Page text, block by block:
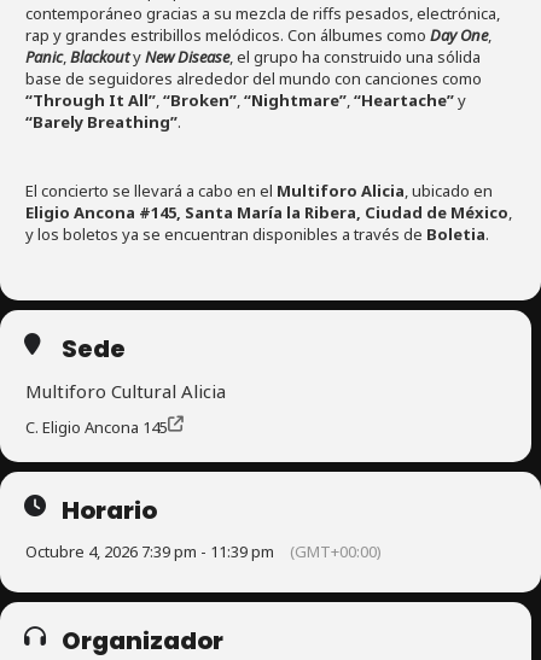
contemporáneo gracias a su mezcla de riffs pesados, electrónica,
rap y grandes estribillos melódicos. Con álbumes como Day One,
Panic,BlackoutyNew Disease, el grupo ha construido una sólida
base de seguidores alrededor del mundo con canciones como
“Through It All”,“Broken”,“Nightmare”,“Heartache”y
“Barely Breathing”.
El concierto se llevará a cabo en el Multiforo Alicia, ubicado en
Eligio Ancona #145, Santa María la Ribera, Ciudad de México,
y los boletos ya se encuentran disponibles a través de Boletia.
Sede
Multiforo Cultural Alicia
C. Eligio Ancona 145
Horario
Octubre 4, 2026 7:39 pm - 11:39 pm (GMT+00:00)
Organizador